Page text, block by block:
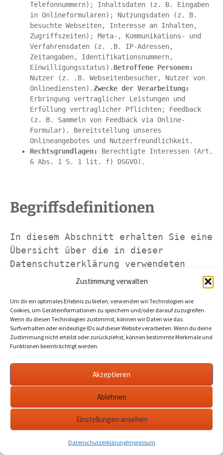
Zustimmung verwalten
Um dir ein optimales Erlebnis zu bieten, verwenden wir Technologien wie
Cookies, um Geräteinformationen zu speichern und/oder darauf zuzugreifen.
Wenn du diesen Technologien zustimmst, können wir Daten wie das
Surfverhalten oder eindeutige IDs auf dieser Website verarbeiten. Wenn du deine
Zustimmung nicht erteilst oder zurückziehst, können bestimmte Merkmale und
Funktionen beeinträchtigt werden.
Akzeptieren
Ablehnen
Einstellungen ansehen
DatenschutzerklärungImpressum
Telefonnummern); Inhaltsdaten (z. B. Eingaben
in Onlineformularen); Nutzungsdaten (z. B.
besuchte Webseiten, Interesse an Inhalten,
Zugriffszeiten); Meta-, Kommunikations- und
Verfahrensdaten (z. .B. IP-Adressen,
Zeitangaben, Identifikationsnummern,
Einwilligungsstatus). Betroffene Personen:
Nutzer (z. .B. Webseitenbesucher, Nutzer von
Onlinediensten).Zwecke der Verarbeitung:
Erbringung vertraglicher Leistungen und
Erfüllung vertraglicher Pflichten; Feedback
(z. B. Sammeln von Feedback via Online-
Formular). Bereitstellung unseres
Onlineangebotes und Nutzerfreundlichkeit.
Rechtsgrundlagen:
Berechtigte Interessen (Art.
6 Abs. 1 S. 1 lit. f) DSGVO).
Begriffsdefinitionen
In diesem Abschnitt erhalten Sie eine
Übersicht über die in dieser
Datenschutzerklärung verwendeten
Begrifflichkeiten. Soweit die
definiert sind, gelten deren
gesetzliche Definitionen. Die
nachfolgenden Erläuterungen sollen
dagegen vor allem dem Verständnis
Personenbezogene Daten: "Personenbezogene
Daten" sind alle Informationen, die sich auf
eine identifizierte oder identifizierbare
natürliche Person (im Folgenden "betroffene